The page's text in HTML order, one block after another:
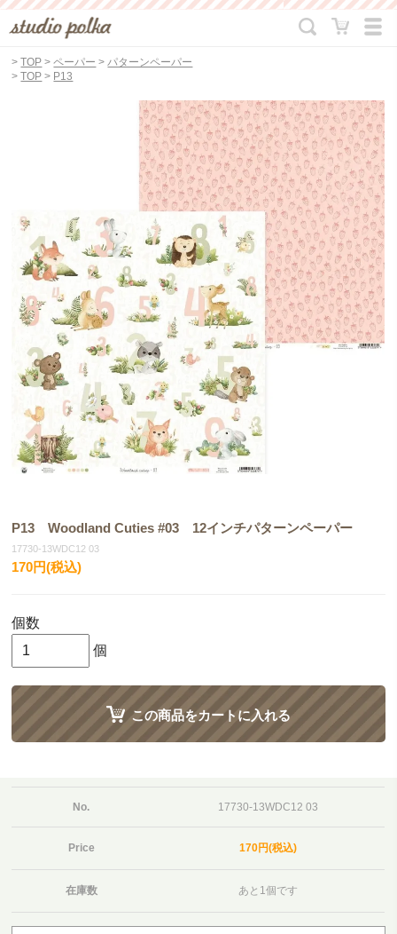
>TOP >ペーパー >パターンペーパー
>TOP > P13
P13 Woodland Cuties #03 12インチパターンペーパー
17730-13WDC12 03
170円(税込)
個数
個
この商品をカートに入れる
No. 17730-13WDC12 03
Price 170円(税込)
在庫数 あと1個です